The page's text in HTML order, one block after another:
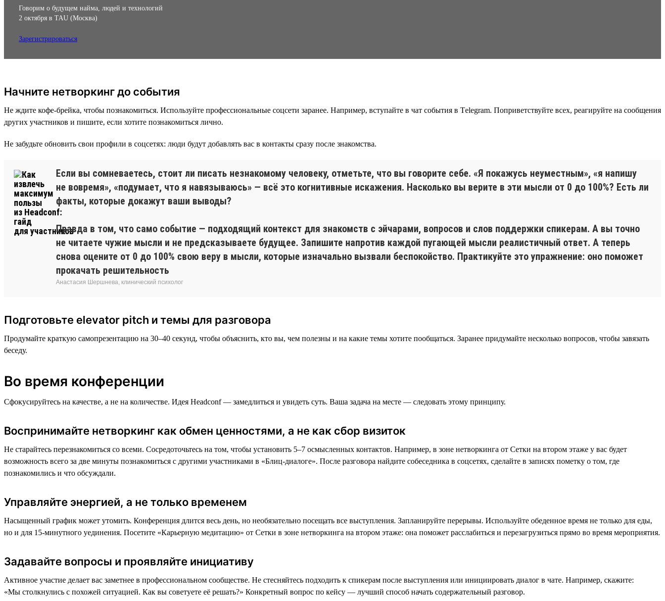
Говорим о будущем найма, людей и технологий
2 октября в TAU (Москва)
Зарегистрироваться
Начните нетворкинг до события
Не ждите кофе-брейка, чтобы познакомиться. Используйте профессиональные соцсети заранее. Например, вступайте в чат события в Тelegram. Поприветствуйте всех, реагируйте на сообщения
других участников и пишите, если хотите познакомиться лично.
Не забудьте обновить свои профили в соцсетях: люди будут добавлять вас в контакты сразу после знакомства.
Если вы сомневаетесь, стоит ли писать незнакомому человеку, отметьте, что вы говорите себе. «Я покажусь неуместным», «я напишу
не вовремя», «подумает, что я навязываюсь» — всё это когнитивные искажения. Насколько вы верите в эти мысли от 0 до 100%? Есть ли
факты, которые докажут ваши выводы?
Правда в том, что само событие — подходящий контекст для знакомств с эйчарами, вопросов и слов поддержки спикерам. А вы точно
не читаете чужие мысли и не предсказываете будущее. Запишите напротив каждой пугающей мысли реалистичный ответ. А теперь
снова оцените от 0 до 100% свою веру в мысли, которые изначально вызвали беспокойство. Практикуйте это упражнение: оно поможет
прокачать решительность
Анастасия Шершнева, клинический психолог
Подготовьте elevator pitch и темы для разговора
Продумайте краткую самопрезентацию на 30–40 секунд, чтобы объяснить, кто вы, чем полезны и на какие темы хотите пообщаться. Заранее придумайте несколько вопросов, чтобы завязать
беседу.
Во время конференции
Сфокусируйтесь на качестве, а не на количестве. Идея Headсonf — замедлиться и увидеть суть. Ваша задача на месте — следовать этому принципу.
Воспринимайте нетворкинг как обмен ценностями, а не как сбор визиток
Не старайтесь перезнакомиться со всеми. Сосредоточьтесь на том, чтобы установить 5–7 осмысленных контактов. Например, в зоне нетворкинга от Сетки на втором этаже у вас будет
возможность всего за две минуты познакомиться с другими участниками в «Блиц-диалоге». После разговора найдите собеседника в соцсетях, сделайте в записях пометку о том, где
познакомились и что обсуждали.
Управляйте энергией, а не только временем
Насыщенный график может утомить. Конференция длится весь день, но необязательно посещать все выступления. Запланируйте перерывы. Используйте обеденное время не только для еды,
но и для 15-минутного уединения. Посетите «Карьерную медитацию» от Сетки в зоне нетворкинга на втором этаже: она поможет расслабиться и перезагрузиться прямо во время мероприятия.
Задавайте вопросы и проявляйте инициативу
Активное участие делает вас заметнее в профессиональном сообществе. Не стесняйтесь подходить к спикерам после выступления или инициировать диалог в чате. Например, скажите:
«Мы столкнулись с похожей ситуацией. Как вы советуете её решать?» Конкретный вопрос по кейсу — лучший способ начать содержательный разговор.